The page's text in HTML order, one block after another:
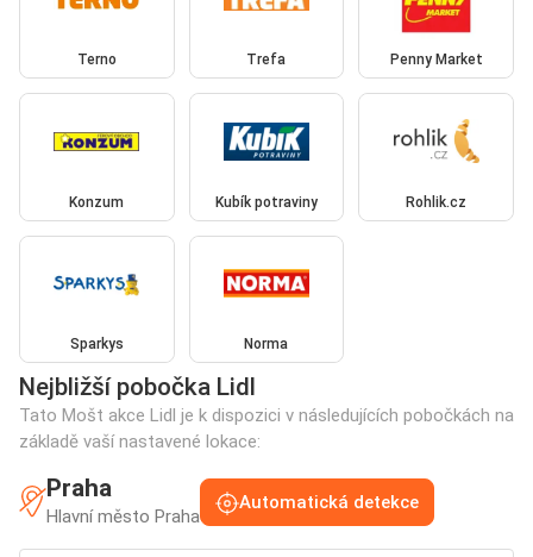
Terno Trefa Penny Market
Konzum Kubík potraviny Rohlik.cz
Sparkys Norma
Nejbližší pobočka Lidl
Tato Mošt akce Lidl je k dispozici v následujících pobočkách na
základě vaší nastavené lokace:
Praha
Hlavní město Praha
Automatická detekce